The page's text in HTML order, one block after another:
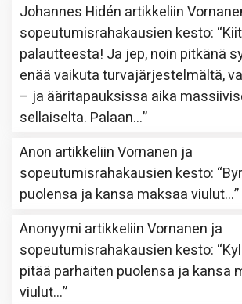
Johannes Hidén artikkeliin
sopeutumisrahakausien kesto: “
palautteesta! Ja jep, noin pitkänä
enää vaikuta turvajärjestelmältä,
– ja ääritapauksissa aika
sellaiselta. Palaan…”
Anon artikkeliinVornanen ja
sopeutumisrahakausien kesto: “
puolensa ja kansa maksaa viulut…”
Anonyymi artikkeliinVornanen ja
sopeutumisrahakausien kesto: “
pitää parhaiten puolensa ja kansa
viulut…”